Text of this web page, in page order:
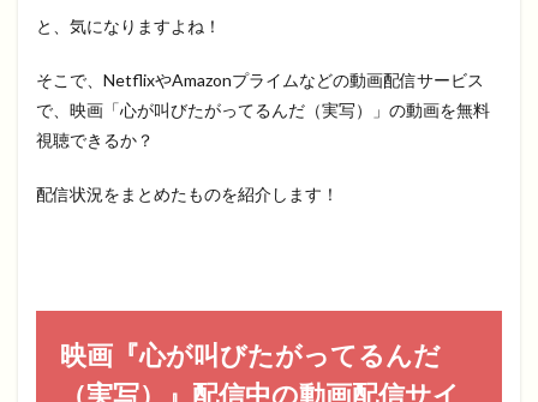
と、気になりますよね！
そこで、NetflixやAmazonプライムなどの動画配信サービス
で、映画「心が叫びたがってるんだ（実写）」の動画を無料
視聴できるか？
配信状況をまとめたものを紹介します！
映画『心が叫びたがってるんだ
（実写）』配信中の動画配信サイ